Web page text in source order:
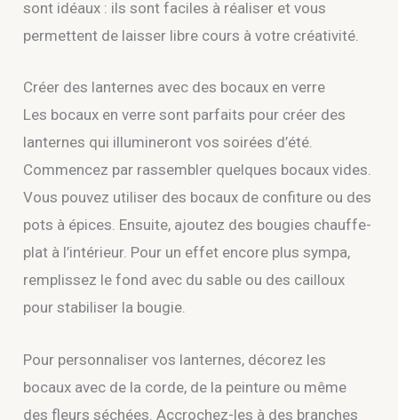
sont idéaux : ils sont faciles à réaliser et vous
permettent de laisser libre cours à votre créativité.
Créer des lanternes avec des bocaux en verre
Les bocaux en verre sont parfaits pour créer des
lanternes qui illumineront vos soirées d’été.
Commencez par rassembler quelques bocaux vides.
Vous pouvez utiliser des bocaux de confiture ou des
pots à épices. Ensuite, ajoutez des bougies chauffe-
plat à l’intérieur. Pour un effet encore plus sympa,
remplissez le fond avec du sable ou des cailloux
pour stabiliser la bougie.
Pour personnaliser vos lanternes, décorez les
bocaux avec de la corde, de la peinture ou même
des fleurs séchées. Accrochez-les à des branches